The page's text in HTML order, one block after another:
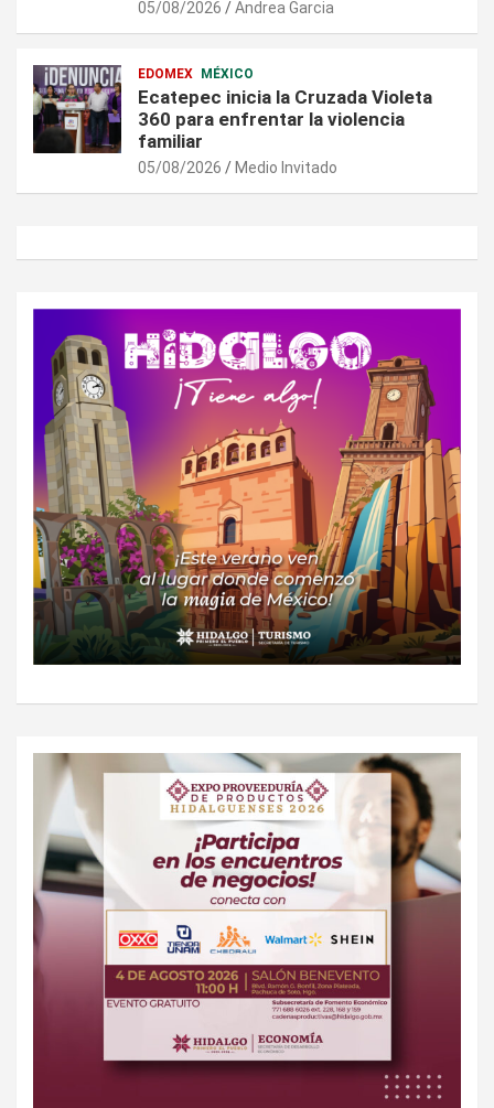
05/08/2026 Andrea Garcia
EDOMEX MÉXICO
Ecatepec inicia la Cruzada Violeta
360 para enfrentar la violencia
familiar
05/08/2026 Medio Invitado